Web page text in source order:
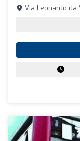
Via Leonardo da